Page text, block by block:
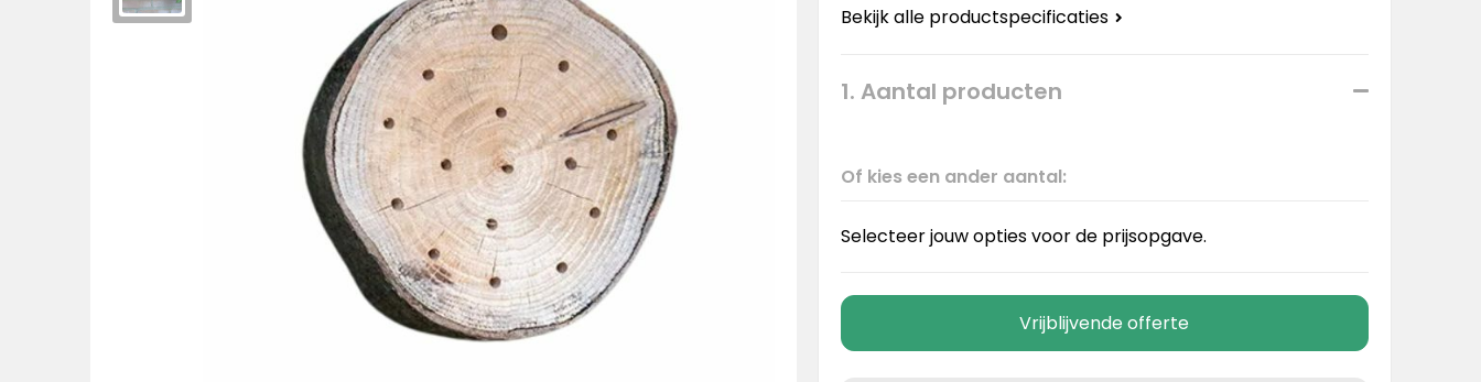
Bekijk alle productspecificaties
1. Aantal producten
Of kies een ander aantal:
Selecteer jouw opties voor de prijsopgave.
Vrijblijvende offerte